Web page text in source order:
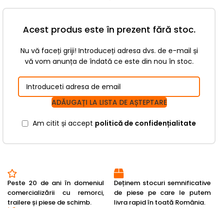
Acest produs este în prezent fără stoc.
Nu vă faceți griji! Introduceți adresa dvs. de e-mail și
vă vom anunța de îndată ce este din nou în stoc.
ADĂUGAȚI LA LISTA DE AȘTEPTARE
Am citit și accept politică de confidențialitate
Peste 20 de ani în domeniul
comercializării cu remorci,
trailere și piese de schimb.
Deținem stocuri semnificative
de piese pe care le putem
livra rapid în toată România.